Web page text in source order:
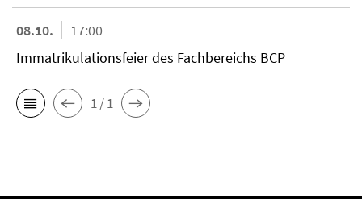
08.10.
17:00
Immatrikulationsfeier des Fachbereichs BCP
1 / 1